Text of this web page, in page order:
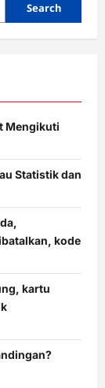
Search
Mengikuti
Statistik dan
kode
kartu